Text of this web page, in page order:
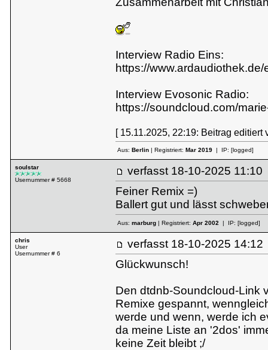
Interview Radio Eins:
https://
Interview Evosonic Radio:
https://soundcloud.com/
[ 15.11.2025, 22:19: Beitrag editiert
Aus: Berlin| Registriert: Mar 2019| IP: [logged]
soulstar
Usernummer # 5668
verfasst 18-10-2025
Feiner Remix =)
Ballert gut und lässt
Aus: marburg| Registriert: Apr 2002| IP: [logged]
chris
User
Usernummer # 6
verfasst 18-10-2025
Glückwunsch!
Den dtdnb-Soundcloud-Link
Remixe gespannt,
werde und wenn, werde ich
da meine Liste an '2dos'
keine Zeit bleibt ;/